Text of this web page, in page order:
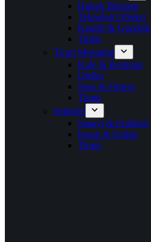
Hukuk Büroları
Teknoloji Ofisleri
Kuaför & Güzellik
Tümü
Ticari Mekanlar
Kafe & Restoran
Oteller
Spor & Fitness
Tümü
Sektörel
Sanayi & Endüstri
İnşaat & Emlak
Tümü